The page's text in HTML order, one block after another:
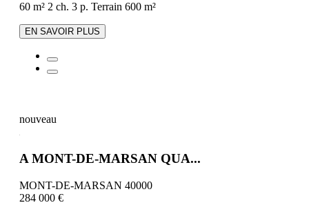
60 m² 2 ch. 3 p. Terrain 600 m²
EN SAVOIR PLUS
nouveau
A MONT-DE-MARSAN QUA...
MONT-DE-MARSAN 40000
284 000 €